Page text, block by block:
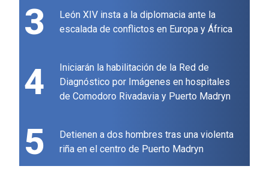
3
León XIV insta a la diplomacia ante la
escalada de conflictos en Europa y África
4
Iniciarán la habilitación de la Red de
Diagnóstico por Imágenes en hospitales
de Comodoro Rivadavia y Puerto Madryn
5
Detienen a dos hombres tras una violenta
riña en el centro de Puerto Madryn